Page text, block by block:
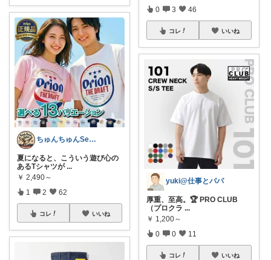
ちゅんちゅんSelect
夏になると、こういう遊び心の
あるTシャツが ...
￥ 2,490～
1 2 62
コレ いいね
0 3 46
コレ いいね
yuki@仕事とパパ
厚重、至高。🏆 PRO CLUB
（プロクラ ...
￥ 1,200～
0 0 11
コレ いいね